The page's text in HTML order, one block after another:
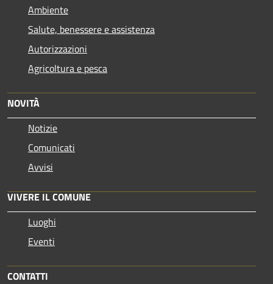
Ambiente
Salute, benessere e assistenza
Autorizzazioni
Agricoltura e pesca
NOVITÀ
Notizie
Comunicati
Avvisi
VIVERE IL COMUNE
Luoghi
Eventi
CONTATTI